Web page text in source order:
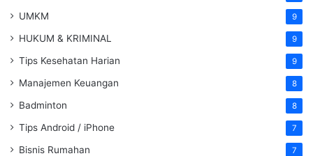
UMKM 9
HUKUM & KRIMINAL 9
Tips Kesehatan Harian 9
Manajemen Keuangan 8
Badminton 8
Tips Android / iPhone 7
Bisnis Rumahan 7